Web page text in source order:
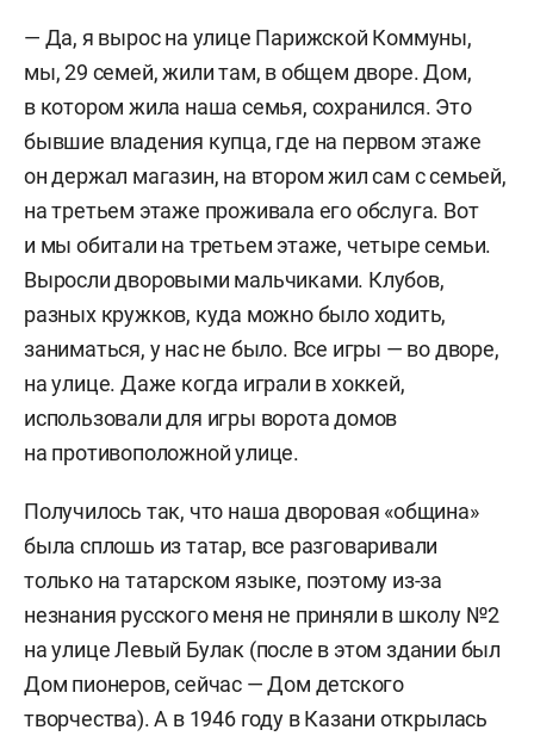
— Да, я вырос на улице Парижской Коммуны,
мы, 29 семей, жили там, в общем дворе. Дом,
в котором жила наша семья, сохранился. Это
бывшие владения купца, где на первом этаже
он держал магазин, на втором жил сам с семьей,
на третьем этаже проживала его обслуга. Вот
и мы обитали на третьем этаже, четыре семьи.
Выросли дворовыми мальчиками. Клубов,
разных кружков, куда можно было ходить,
заниматься, у нас не было. Все игры — во дворе,
на улице. Даже когда играли в хоккей,
использовали для игры ворота домов
на противоположной улице.
Получилось так, что наша дворовая «община»
была сплошь из татар, все разговаривали
только на татарском языке, поэтому из-за
незнания русского меня не приняли в школу №2
на улице Левый Булак (после в этом здании был
Дом пионеров, сейчас — Дом детского
творчества). А в 1946 году в Казани открылась